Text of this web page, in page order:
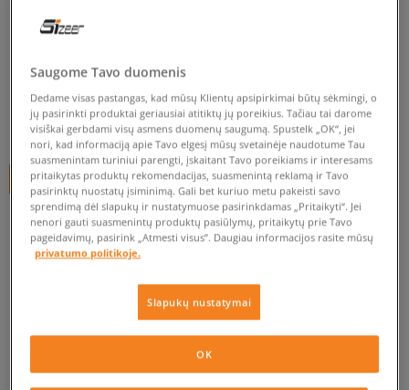
LUNAR 3.0
29,99€
+ 30 tšk. SizeerClub
Prekė neprieinama
EU dydžiai US dydžiai
PATIKRINK PRIEINAMUMĄ PARDUOTUVĖJE
Saugome Tavo duomenis
Dedame visas pastangas, kad mūsų Klientų apsipirkimai būtų sėkmingi, o
jų pasirinkti produktai geriausiai atitiktų jų poreikius. Tačiau tai darome
visiškai gerbdami visų asmens duomenų saugumą. Spustelk „OK“, jei
nori, kad informaciją apie Tavo elgesį mūsų svetainėje naudotume Tau
suasmenintam turiniui parengti, įskaitant Tavo poreikiams ir interesams
pritaikytas produktų rekomendacijas, suasmenintą reklamą ir Tavo
pasirinktų nuostatų įsiminimą. Gali bet kuriuo metu pakeisti savo
sprendimą dėl slapukų ir nustatymuose pasirinkdamas „Pritaikyti“. Jei
nenori gauti suasmenintų produktų pasiūlymų, pritaikytų prie Tavo
pageidavimų, pasirink „Atmesti visus”. Daugiau informacijos rasite mūsų
privatumo politikoje.
Slapukų nustatymai
OK